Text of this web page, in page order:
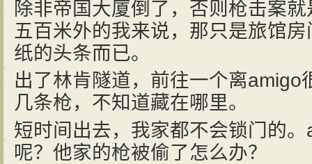
除非帝国大厦倒了，否则枪击案
五百米外的我来说，那只是旅馆
纸的头条而已。
出了林肯隧道，前往一个离amigo
几条枪，不知道藏在哪里。
短时间出去，我家都不会锁门的
呢？他家的枪被偷了怎么办？